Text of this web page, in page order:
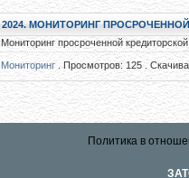
2024. МОНИТОРИНГ
Мониторинг просроченной
Мониторинг . Просмотров: 125 .
Политика в